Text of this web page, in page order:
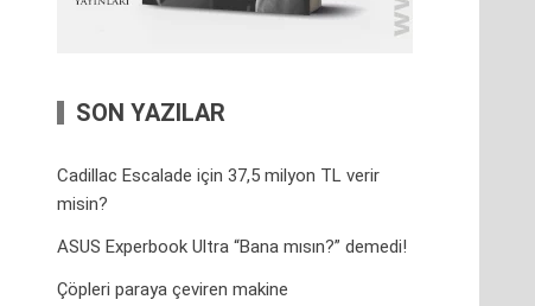
SON YAZILAR
Cadillac Escalade için 37,5 milyon TL verir
misin?
ASUS Experbook Ultra “Bana mısın?” demedi!
Çöpleri paraya çeviren makine